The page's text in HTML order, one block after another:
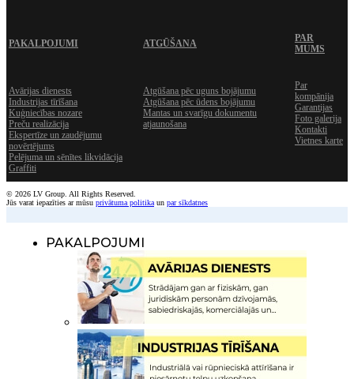
PAKALPOJUMI ATGŪŠANA
PAR
MUMS
Avārijas dienests
Industrijas tīrīšana
Kuģniecības nozare
Preču realizācija
Ekspertīze un zaudējumu
novērtējums
Pelējuma un sēnītes likvidācija
Graffiti
Atgūšana pēc uguns bojājumu
Atgūšana pēc ūdens bojājumu
Mantas un svarīgu dokumentu
atjaunošana
Par
kompānija
Garantijas
Foto galerija
Kontakti
Vietnes karte
© 2026 LV Group. All Rights Reserved.
Jūs varat iepazīties ar mūsu privātuma politika un par sīkdatnes
PAKALPOJUMI